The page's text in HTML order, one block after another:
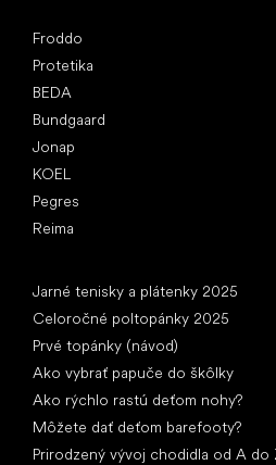
Froddo
Protetika
BEDA
Bundgaard
Jonap
KOEL
Pegres
Reima
Jarné tenisky a plátenky 2025
Celoročné poltopánky 2025
Prvé topánky (návod)
Ako vybrať papuče do škôlky
Ako rýchlo rastú deťom nohy?
Môžete dať deťom barefooty?
Prirodzený vývoj chodidla od A do